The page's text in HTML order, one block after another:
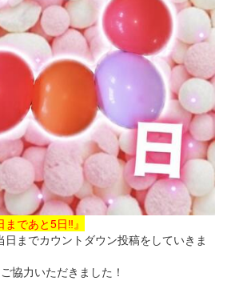
まであと5日‼』
までカウントダウン投稿をしていきま
協力いただきました！